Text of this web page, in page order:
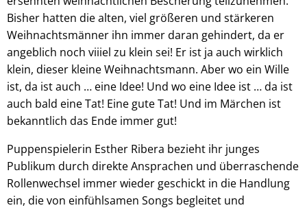
Bisher hatten die alten, viel größeren und stärkeren
Weihnachtsmänner ihn immer daran gehindert, da er
angeblich noch viiiel zu klein sei! Er ist ja auch wirklich
klein, dieser kleine Weihnachtsmann. Aber wo ein Wille
ist, da ist auch … eine Idee! Und wo eine Idee ist … da ist
auch bald eine Tat! Eine gute Tat! Und im Märchen ist
bekanntlich das Ende immer gut!
Puppenspielerin Esther Ribera bezieht ihr junges
Publikum durch direkte Ansprachen und überraschende
Rollenwechsel immer wieder geschickt in die Handlung
ein, die von einfühlsamen Songs begleitet und